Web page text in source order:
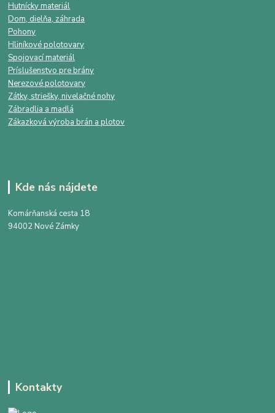
Hutnícky materiál
Dom, dielňa, záhrada
Pohony
Hliníkové polotovary
Spojovací materiál
Príslušenstvo pre brány
Nerezové polotovary
Zátky, striešky, nivelačné nohy
Zábradlia a madlá
Zákazková výroba brán a plotov
Kde nás nájdete
Komárňanská cesta 18
94002 Nové Zámky
Kontakty